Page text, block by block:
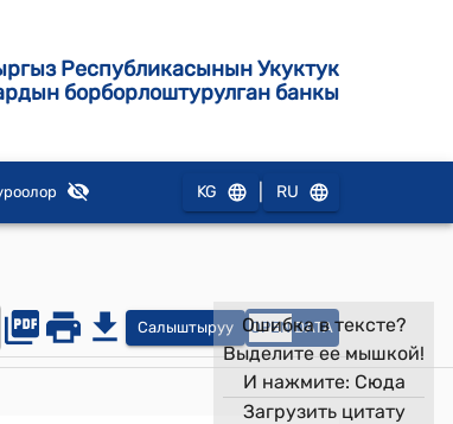
Республикасынын Укуктук
борборлоштурулган банкы
KG RU
Салыштыруу OPEN DATA
Ошибка в тексте?
Выделите ее мышкой!
И нажмите: Сюда
Загрузить цитату